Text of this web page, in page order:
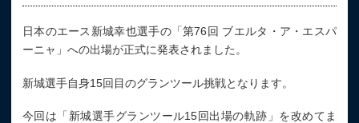
日本のエース新城幸也選手の「第76回 ブエルタ・ア・エスパ
ーニャ」への出場が正式に発表されました。
新城選手自身15回目のグランツール挑戦となります。
今回は「新城選手グランツール15回出場の軌跡」を改めてま